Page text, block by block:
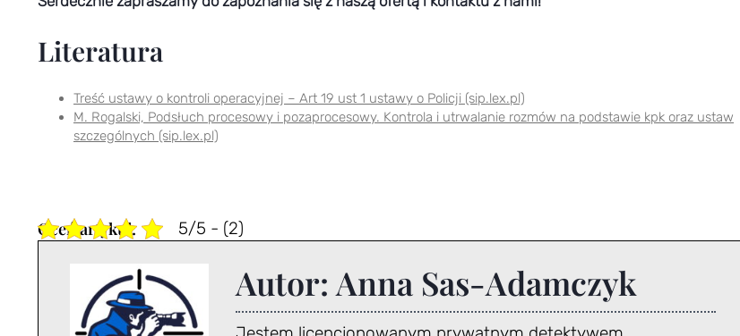
Literatura
Treść ustawy o kontroli operacyjnej – Art 19 ust 1 ustawy o Policji (sip.lex.pl)
M. Rogalski, Podsłuch procesowy i pozaprocesowy. Kontrola i utrwalanie rozmów na podstawie kpk oraz ustaw
szczególnych (sip.lex.pl)
5/5 - (2)
Autor: Anna Sas-Adamczyk